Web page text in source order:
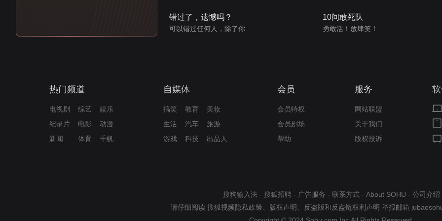
错过了，遗憾吗？
可以错过任何人，除了你
10间敢死队
勇敢活！放肆笑！
热门频道
电视剧 综艺
娱乐
纪录片
电影
动漫
新闻
体育 千帆
自媒体
搞笑 教育
美妆
生活
汽车
旅游
游戏
科技 出品人
会员
会员特权
会员剧场
帮助
服务
网站联盟
关于我们
版权投诉
搜狗输入法 - 搜狐招聘 - 广告服务 - 联系方式 - About SOHU - 公司介绍
请仔细阅读 搜狐视频隐私政策 版权声明 反盗版和反盗链权利声明 举报邮箱